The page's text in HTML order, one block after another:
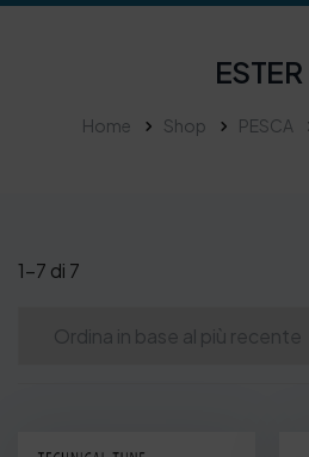
ESTER
Home Shop PESCA
1–7 di 7